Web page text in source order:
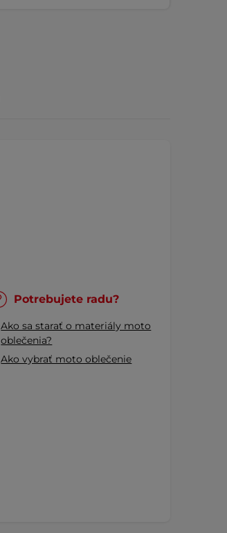
Potrebujete radu?
Ako sa starať o materiály moto
oblečenia?
Ako vybrať moto oblečenie